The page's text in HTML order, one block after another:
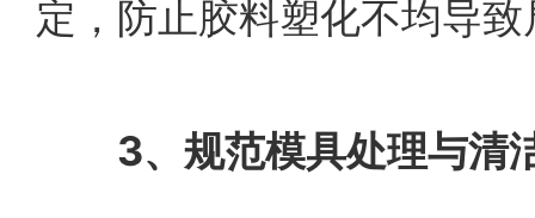
定，防止胶料塑化不均导
3、规范模具处理与清